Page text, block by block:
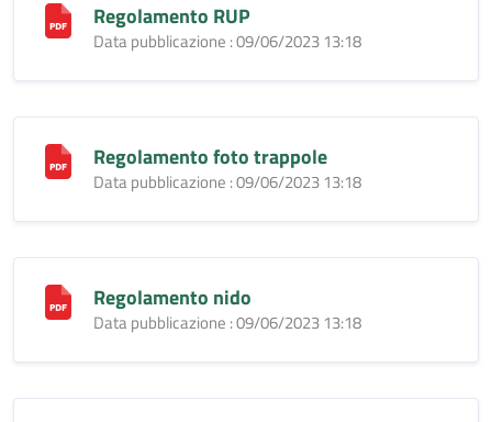
Regolamento RUP
Data pubblicazione : 09/06/2023 13:18
Regolamento foto trappole
Data pubblicazione : 09/06/2023 13:18
Regolamento nido
Data pubblicazione : 09/06/2023 13:18